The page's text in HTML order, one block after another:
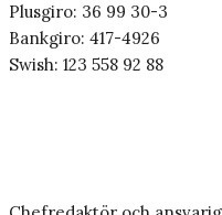
Plusgiro: 36 99 30-3
Bankgiro: 417-4926
Swish: 123 558 92 88